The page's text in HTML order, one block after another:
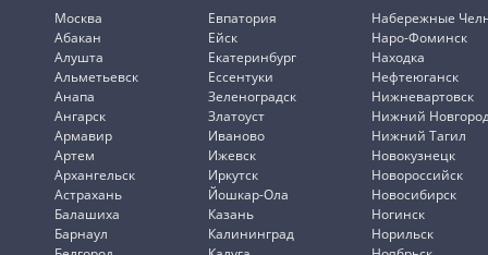
Москва
Абакан
Алушта
Альметьевск
Анапа
Ангарск
Армавир
Артем
Архангельск
Астрахань
Балашиха
Барнаул
Евпатория
Ейск
Екатеринбург
Ессентуки
Зеленоградск
Златоуст
Иваново
Ижевск
Иркутск
Йошкар-Ола
Казань
Калининград
Набережные
Наро-Фоминск
Находка
Нефтеюганск
Нижневартовск
Нижний
Нижний Тагил
Новокузнецк
Новороссийск
Новосибирск
Ногинск
Норильск